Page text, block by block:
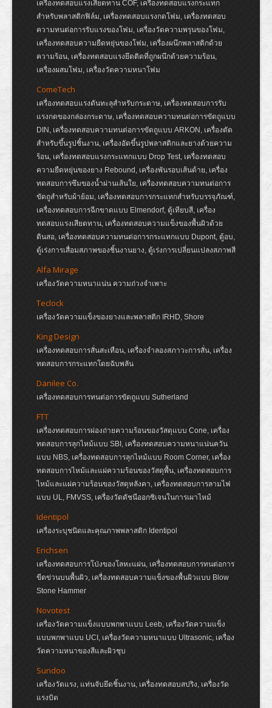
เครื่องทดสอบแรงเสียดทาน COF, เครื่องทดสอบแรงกระแทก
สำหรับพลาสติกฟิล์ม, เครื่องทดสอบแรงกดโฟม, เครื่องทดสอบ
ความทนต่อการรับแรงของโฟม, เครื่องวัดความพรุนของโฟม,
เครื่องทดสอบความยืดหยุ่นของโฟม, เครื่องผนึกพลาสติกด้วย
ความร้อน, เครื่องทดสอบแรงยึดติดที่ถูกผนึกด้วยความร้อน,
เครื่องผสมโฟม, เครื่องวัดความหนาโฟม
ComeTech
เครื่องทดสอบแรงดันทะลุสำหรับกระดาษ, เครื่องทดสอบการรับ
แรงกดของกล่องกระดาษ, เครื่องทดสอบความทนต่อการขัดถูแบบ
DIN, เครื่องทดสอบความทนต่อการขัดถูแบบ ARKON, เครื่องตัด
สำหรับขึ้นรูปชิ้นงาน, เครื่องอัดขึ้นรูปพลาสติกและยางด้วยความ
ร้อน, เครื่องทดสอบแรงกระแทกแบบ Drop Test, เครื่องทดสอบ
ความยืดหยุ่นของยาง Rebound, เครื่องพันรอบเส้นด้าย, เครื่อง
ทดสอบการซึมของน้ำผ่านเส้นใย, เครื่องทดสอบความทนต่อการ
ขัดถูสำหรับผ้าย้อม, เครื่องทดสอบการกระแทกสำหรับบรรจุภัณฑ์,
เครื่องทดสอบการฉีกขาดแบบ Elmendorf, ตู้เทียบสี, เครื่อง
ทดสอบแรงเสียดทาน, เครื่องทดสอบความแข็งของพื้นผิวด้วย
ดินสอ, เครื่องทดสอบความทนต่อการกระแทกแบบ Dupont, ตู้อบ,
ตู้เร่งการเสื่อมสภาพของชิ้นงานยาง, ตู้เร่งการเปลี่ยนแปลงสภาพสี
Alfa Mirage
เครื่องวัดความหนาแน่น ความถ่วงจำเพาะ
Teclock
เครื่องวัดความแข็งของยางและพลาสติก IRHD, Shore
King Design
เครื่องทดสอบการสั่นสะเทือน, เครื่องจำลองสภาวะการสั่น, เครื่อง
ทดสอบการกระแทกโดยฉับพลัน
Danilee Co.
เครื่องทดสอบการทนต่อการขัดถูแบบ Sutherland
FTT
เครื่องทดสอบการผ่องถ่ายความร้อนของวัสดุแบบ Cone, เครื่อง
ทดสอบการลุกไหม้แบบ SBI, เครื่องทดสอบความหนาแน่นควัน
แบบ NBS, เครื่องทดสอบการลุกไหม้แบบ Room Corner, เครื่อง
ทดสอบการไหม้และแผ่ความร้อนของวัสดุพื้น, เครื่องทดสอบการ
ไหม้และแผ่ความร้อนของวัสดุหลังคา, เครื่องทดสอบการลามไฟ
แบบ UL, FMVSS, เครื่องวัดดัชนีออกซิเจนในการเผาไหม้
Identipol
เครื่องระบุชนิดและคุณภาพพลาสติก Identipol
Erichsen
เครื่องทดสอบการโป่งของโลหะแผ่น, เครื่องทดสอบการทนต่อการ
ขีดข่วนบนพื้นผิว, เครื่องทดสอบความแข็งของพื้นผิวแบบ Blow
Stone Hammer
Novotest
เครื่องวัดความแข็งแบบพกพาแบบ Leeb, เครื่องวัดความแข็ง
แบบพกพาแบบ UCI, เครื่องวัดความหนาแบบ Ultrasonic, เครื่อง
วัดความหนาของสีและผิวชุบ
Sundoo
เครื่องวัดแรง, แท่นจับยึดชิ้นงาน, เครื่องทดสอบสปริง, เครื่องวัด
แรงบิด